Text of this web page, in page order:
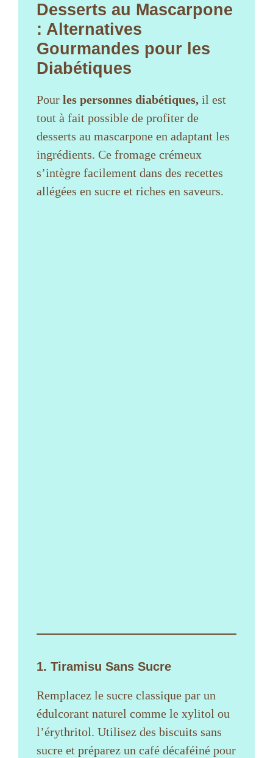
Desserts au Mascarpone
: Alternatives
Gourmandes pour les
Diabétiques
Pour les personnes diabétiques, il est
tout à fait possible de profiter de
desserts au mascarpone en adaptant les
ingrédients. Ce fromage crémeux
s’intègre facilement dans des recettes
allégées en sucre et riches en saveurs.
1. Tiramisu Sans Sucre
Remplacez le sucre classique par un
édulcorant naturel comme le xylitol ou
l’érythritol. Utilisez des biscuits sans
sucre et préparez un café décaféiné pour